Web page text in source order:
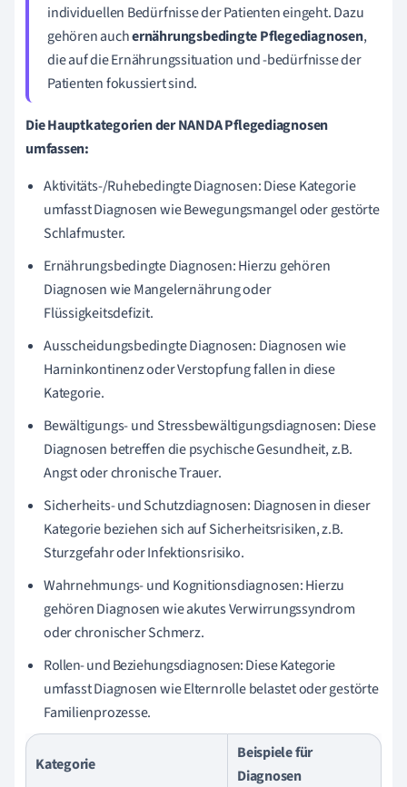
individuellen Bedürfnisse der Patienten eingeht. Dazu
gehören auchernährungsbedingte Pflegediagnosen,
die auf die Ernährungssituation und -bedürfnisse der
Patienten fokussiert sind.
Die Hauptkategorien der NANDA Pflegediagnosen
umfassen:
Aktivitäts-/Ruhebedingte Diagnosen: Diese Kategorie
umfasst Diagnosen wie Bewegungsmangel oder gestörte
Schlafmuster.
Ernährungsbedingte Diagnosen: Hierzu gehören
Diagnosen wie Mangelernährung oder
Flüssigkeitsdefizit.
Ausscheidungsbedingte Diagnosen: Diagnosen wie
Harninkontinenz oder Verstopfung fallen in diese
Kategorie.
Bewältigungs- und Stressbewältigungsdiagnosen: Diese
Diagnosen betreffen die psychische Gesundheit, z.B.
Angst oder chronische Trauer.
Sicherheits- und Schutzdiagnosen: Diagnosen in dieser
Kategorie beziehen sich auf Sicherheitsrisiken, z.B.
Sturzgefahr oder Infektionsrisiko.
Wahrnehmungs- und Kognitionsdiagnosen: Hierzu
gehören Diagnosen wie akutes Verwirrungssyndrom
oder chronischer Schmerz.
Rollen- und Beziehungsdiagnosen: Diese Kategorie
umfasst Diagnosen wie Elternrolle belastet oder gestörte
Familienprozesse.
Kategorie
Beispiele für
Diagnosen